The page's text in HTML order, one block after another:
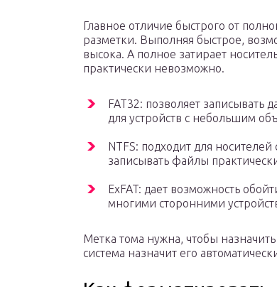
Главное отличие быстрого от
разметки. Выполняя быстрое,
высока. А полное затирает
практически невозможно.
FAT32: позволяет
для устройств с небольшим
NTFS: подходит для
записывать файлы
ExFAT: дает возможность
многими сторонними
Метка тома нужна, чтобы
система назначит его